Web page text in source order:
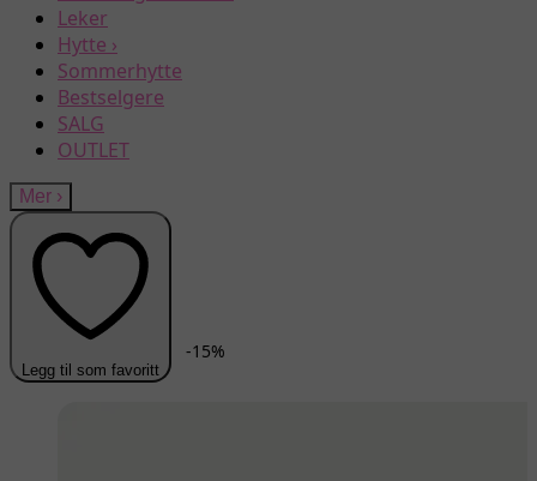
Leker
Hytte ›
Sommerhytte
Bestselgere
SALG
OUTLET
Mer ›
Legg til som favoritt
-15%